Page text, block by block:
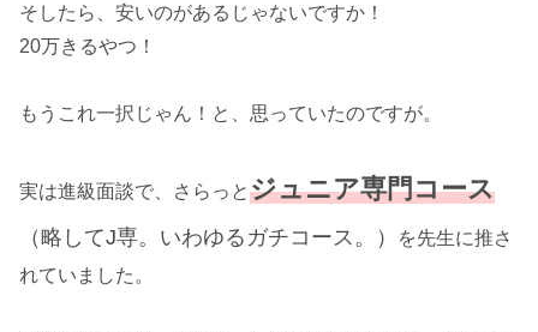
そしたら、安いのがあるじゃないですか！
20万きるやつ！
もうこれ一択じゃん！と、思っていたのですが。
実は進級面談で、さらっとジュニア専門コース
（略してJ専。いわゆるガチコース。）
を先生に推さ
れていました。